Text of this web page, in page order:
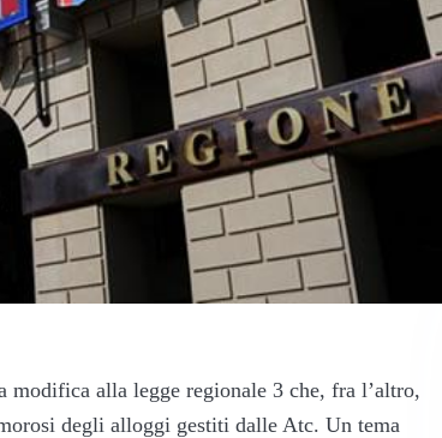
modifica alla legge regionale 3 che, fra l’altro,
degli alloggi gestiti dalle Atc. Un tema